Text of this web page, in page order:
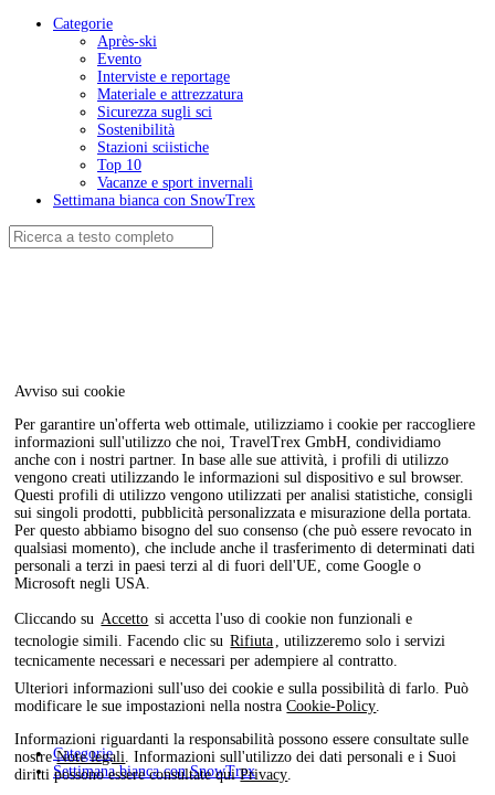
Avviso sui cookie
Per garantire un'offerta web ottimale, utilizziamo i cookie per raccogliere
informazioni sull'utilizzo che noi, TravelTrex GmbH, condividiamo
anche con i nostri partner. In base alle sue attività, i profili di utilizzo
vengono creati utilizzando le informazioni sul dispositivo e sul browser.
Questi profili di utilizzo vengono utilizzati per analisi statistiche, consigli
sui singoli prodotti, pubblicità personalizzata e misurazione della portata.
Per questo abbiamo bisogno del suo consenso (che può essere revocato in
qualsiasi momento), che include anche il trasferimento di determinati dati
personali a terzi in paesi terzi al di fuori dell'UE, come Google o
Microsoft negli USA.
Cliccando su Accetto si accetta l'uso di cookie non funzionali e
tecnologie simili. Facendo clic su Rifiuta , utilizzeremo solo i servizi
tecnicamente necessari e necessari per adempiere al contratto.
Ulteriori informazioni sull'uso dei cookie e sulla possibilità di farlo. Può
modificare le sue impostazioni nella nostraCookie-Policy
Informazioni riguardanti la responsabilità possono essere consultate sulle
nostreNote legali . Informazioni sull'utilizzo dei dati personali e i Suoi
diritti possono essere consultate quiPrivacy
Categorie
Après-ski
Evento
Interviste e reportage
Materiale e attrezzatura
Sicurezza sugli sci
Sostenibilità
Stazioni sciistiche
Top 10
Vacanze e sport invernali
Settimana bianca con SnowTrex
Categorie
Settimana bianca con SnowTrex